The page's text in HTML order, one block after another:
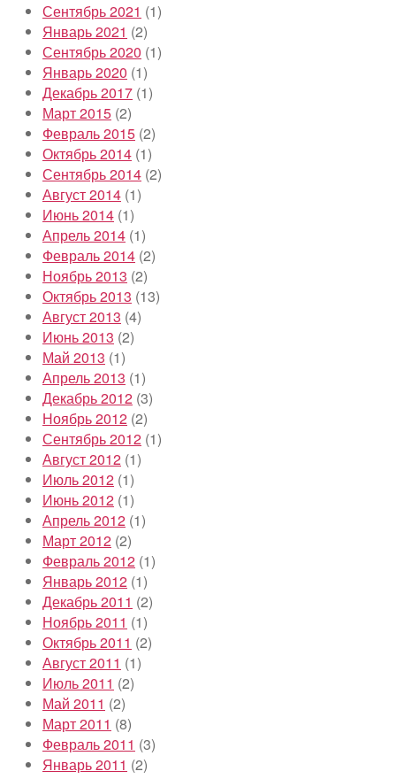
Сентябрь 2021 (1)
Январь 2021 (2)
Сентябрь 2020 (1)
Январь 2020 (1)
Декабрь 2017 (1)
Март 2015 (2)
Февраль 2015 (2)
Октябрь 2014 (1)
Сентябрь 2014 (2)
Август 2014 (1)
Июнь 2014 (1)
Апрель 2014 (1)
Февраль 2014 (2)
Ноябрь 2013 (2)
Октябрь 2013 (13)
Август 2013 (4)
Июнь 2013 (2)
Май 2013 (1)
Апрель 2013 (1)
Декабрь 2012 (3)
Ноябрь 2012 (2)
Сентябрь 2012 (1)
Август 2012 (1)
Июль 2012 (1)
Июнь 2012 (1)
Апрель 2012 (1)
Март 2012 (2)
Февраль 2012 (1)
Январь 2012 (1)
Декабрь 2011 (2)
Ноябрь 2011 (1)
Октябрь 2011 (2)
Август 2011 (1)
Июль 2011 (2)
Май 2011 (2)
Март 2011 (8)
Февраль 2011 (3)
Январь 2011 (2)